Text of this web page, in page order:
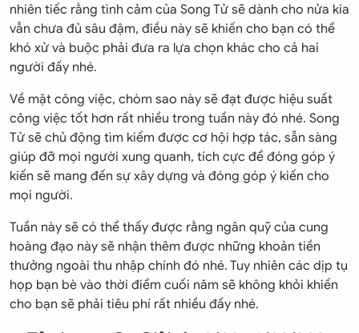
nhiên tiếc rằng tình cảm của Song Tử sẽ dành cho nửa kia
vẫn chưa đủ sâu đậm, điều này sẽ khiến cho bạn có thể
khó xử và buộc phải đưa ra lựa chọn khác cho cả hai
người đấy nhé.
Về mặt công việc, chòm sao này sẽ đạt được hiệu suất
công việc tốt hơn rất nhiều trong tuần này đó nhé. Song
Tử sẽ chủ động tìm kiếm được cơ hội hợp tác, sẵn sàng
giúp đỡ mọi người xung quanh, tích cực để đóng góp ý
kiến sẽ mang đến sự xây dựng và đóng góp ý kiến cho
mọi người.
Tuần này sẽ có thể thấy được rằng ngân quỹ của cung
hoàng đạo này sẽ nhận thêm được những khoản tiền
thưởng ngoài thu nhập chính đó nhé. Tuy nhiên các dịp tụ
họp bạn bè vào thời điểm cuối năm sẽ không khỏi khiến
cho bạn sẽ phải tiêu phí rất nhiều đấy nhé.